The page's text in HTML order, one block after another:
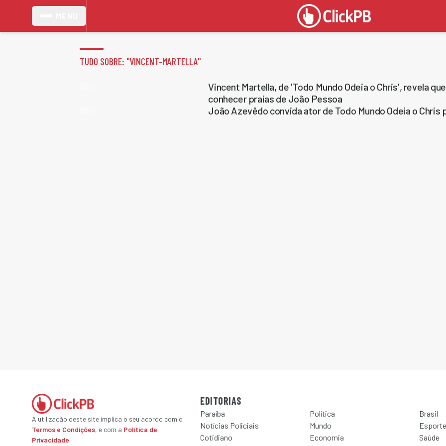
TUDO SOBRE: "VINCENT-MARTELLA"
Vincent Martella, de 'Todo Mundo Odeia o Chris', revela
conhecer praias de João Pessoa
João Azevêdo convida ator de Todo Mundo Odeia o Chris
A utilização deste site implica o seu acordo com o
Termos e Condições, e com a Política de
Privacidade.
EDITORIAS
Paraíba Política
Brasil
Notícias Policiais
Mundo
Esporte
Cotidiano
Economia
Saúde